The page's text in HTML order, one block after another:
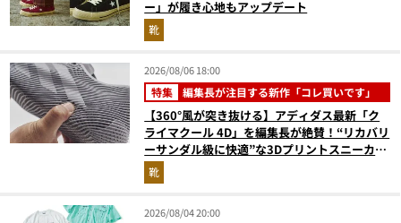
ー」が履き心地もアップデート
靴
2026/08/06 18:00
特集 編集長が注目する新作「コレ買いです」
【360°風が突き抜ける】アディダス最新「ク
ライマクール 4D」を編集長が絶賛！“リカバリ
ーサンダル級に快適”な3Dプリントスニーカー
『コレ買いです』Vol.173
靴
2026/08/04 20:00